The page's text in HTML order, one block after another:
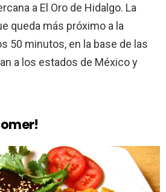
a El Oro de Hidalgo. La
queda más próximo a la
50 minutos, en la base de las
a los estados de México y